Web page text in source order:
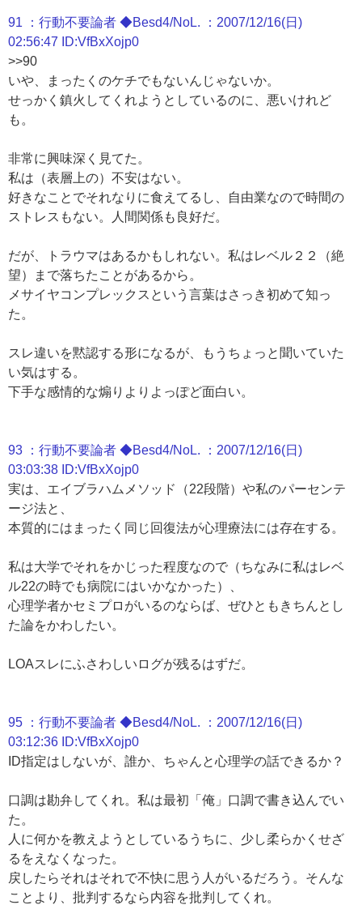
91 ：行動不要論者 ◆Besd4/NoL. ：2007/12/16(日)
02:56:47 ID:VfBxXojp0
>>90
いや、まったくのケチでもないんじゃないか。
せっかく鎮火してくれようとしているのに、悪いけれど
も。
非常に興味深く見てた。
私は（表層上の）不安はない。
好きなことでそれなりに食えてるし、自由業なので時間の
ストレスもない。人間関係も良好だ。
だが、トラウマはあるかもしれない。私はレベル２２（絶
望）まで落ちたことがあるから。
メサイヤコンプレックスという言葉はさっき初めて知っ
た。
スレ違いを黙認する形になるが、もうちょっと聞いていた
い気はする。
下手な感情的な煽りよりよっぽど面白い。
93 ：行動不要論者 ◆Besd4/NoL. ：2007/12/16(日)
03:03:38 ID:VfBxXojp0
実は、エイブラハムメソッド（22段階）や私のパーセンテ
ージ法と、
本質的にはまったく同じ回復法が心理療法には存在する。
私は大学でそれをかじった程度なので（ちなみに私はレベ
ル22の時でも病院にはいかなかった）、
心理学者かセミプロがいるのならば、ぜひともきちんとし
た論をかわしたい。
LOAスレにふさわしいログが残るはずだ。
95 ：行動不要論者 ◆Besd4/NoL. ：2007/12/16(日)
03:12:36 ID:VfBxXojp0
ID指定はしないが、誰か、ちゃんと心理学の話できるか？
口調は勘弁してくれ。私は最初「俺」口調で書き込んでい
た。
人に何かを教えようとしているうちに、少し柔らかくせざ
るをえなくなった。
戻したらそれはそれで不快に思う人がいるだろう。そんな
ことより、批判するなら内容を批判してくれ。